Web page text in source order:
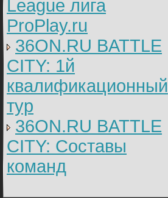
League лига
ProPlay.ru
36ON.RU BATTLE
CITY: 1й
квалификационный
тур
36ON.RU BATTLE
CITY: Составы
команд